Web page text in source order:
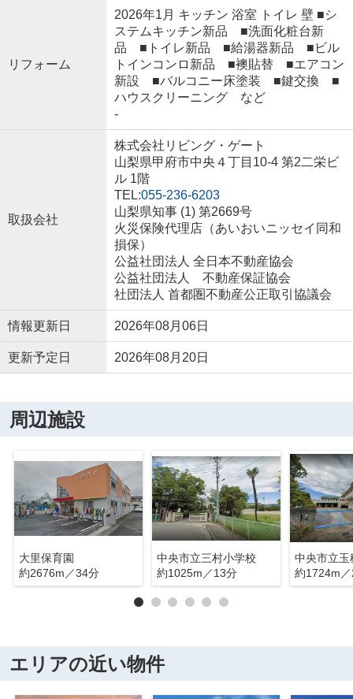
リフォーム
2026年1月 キッチン 浴室 トイレ 壁 ■シ
ステムキッチン新品 ■洗面化粧台新
品 ■トイレ新品 ■給湯器新品 ■ビル
トインコンロ新品 ■襖貼替 ■エアコン
新設 ■バルコニー床塗装 ■鍵交換 ■
ハウスクリーニング など
-
取扱会社
株式会社リビング・ゲート
山梨県甲府市中央４丁目10-4 第2二栄ビ
ル 1階
TEL:055-236-6203
山梨県知事 (1) 第2669号
火災保険代理店（あいおいニッセイ同和
損保）
公益社団法人 全日本不動産協会
公益社団法人 不動産保証協会
社団法人 首都圏不動産公正取引協議会
情報更新日 2026年08月06日
更新予定日 2026年08月20日
周辺施設
大里保育園
約2676m／34分
中央市立三村小学校
約1025m／13分
中央市立玉
約1724m
エリアの近い物件